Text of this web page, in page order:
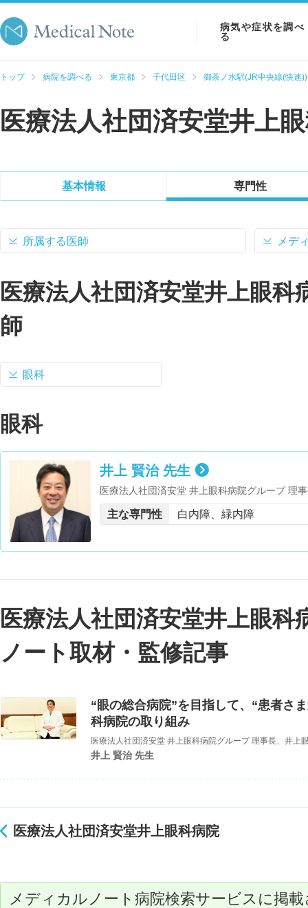
病気や症状を調べ
る
トップ 病院を調べる 東京都 千代田区 御茶ノ水駅(JR中央線(快速))
医療法人社団済安堂井上
基本情報 専門性
所属する医師 メデ
医療法人社団済安堂井上眼科
師
眼科
眼科
井上 賢治 先生
医療法人社団済安堂 井上眼科病院グループ 理
任理事・東京都眼科医会 副会長・日本緑内障
医学博士 取得
主な専門性 白内障、緑内障
医療法人社団済安堂井上眼科
ノート取材・監修記事
“眼の総合病院”を目指して、“患者さ
科病院の取り組み
医療法人社団済安堂 井上眼科病院グループ 理事長、井上
井上 賢治 先生
医療法人社団済安堂井上眼科病院
メディカルノート病院検索サービスに掲